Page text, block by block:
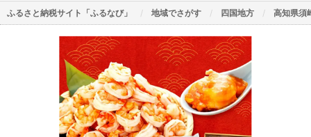
ふるさと納税サイト「ふるなび」 地域でさがす 四国地方 高知県須